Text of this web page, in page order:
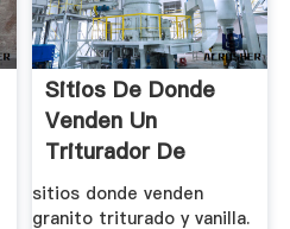
Sitios De Donde
Venden Un
Triturador De
Piedra
sitios donde venden
granito triturado y vanilla.